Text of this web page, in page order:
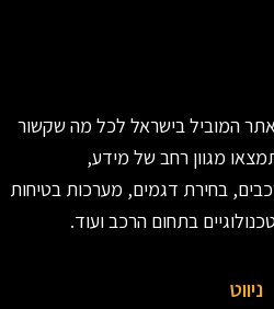
המוביל בישראל לכל מה שקשור
מגוון רחב של מידע,
בחירת דגמים, מערכות בטיחות
בתחום הרכב ועוד.
ניווט